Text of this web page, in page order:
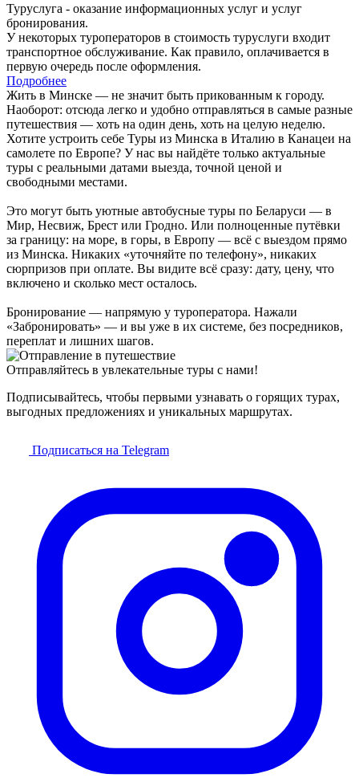
Туруслуга - оказание информационных услуг и услуг
бронирования.
У некоторых туроператоров в стоимость туруслуги входит
транспортное обслуживание. Как правило, оплачивается в
первую очередь после оформления.
Подробнее
Жить в Минске — не значит быть прикованным к городу.
Наоборот: отсюда легко и удобно отправляться в самые разные
путешествия — хоть на один день, хоть на целую неделю.
Хотите устроить себе Туры из Минска в Италию в Канацеи на
самолете по Европе? У нас вы найдёте только актуальные
туры с реальными датами выезда, точной ценой и
свободными местами.
Это могут быть уютные автобусные туры по Беларуси — в
Мир, Несвиж, Брест или Гродно. Или полноценные путёвки
за границу: на море, в горы, в Европу — всё с выездом прямо
из Минска. Никаких «уточняйте по телефону», никаких
сюрпризов при оплате. Вы видите всё сразу: дату, цену, что
включено и сколько мест осталось.
Бронирование — напрямую у туроператора. Нажали
«Забронировать» — и вы уже в их системе, без посредников,
переплат и лишних шагов.
Отправляйтесь в увлекательные туры с нами!
Подписывайтесь, чтобы первыми узнавать о горящих турах,
выгодных предложениях и уникальных маршрутах.
Подписаться на Telegram